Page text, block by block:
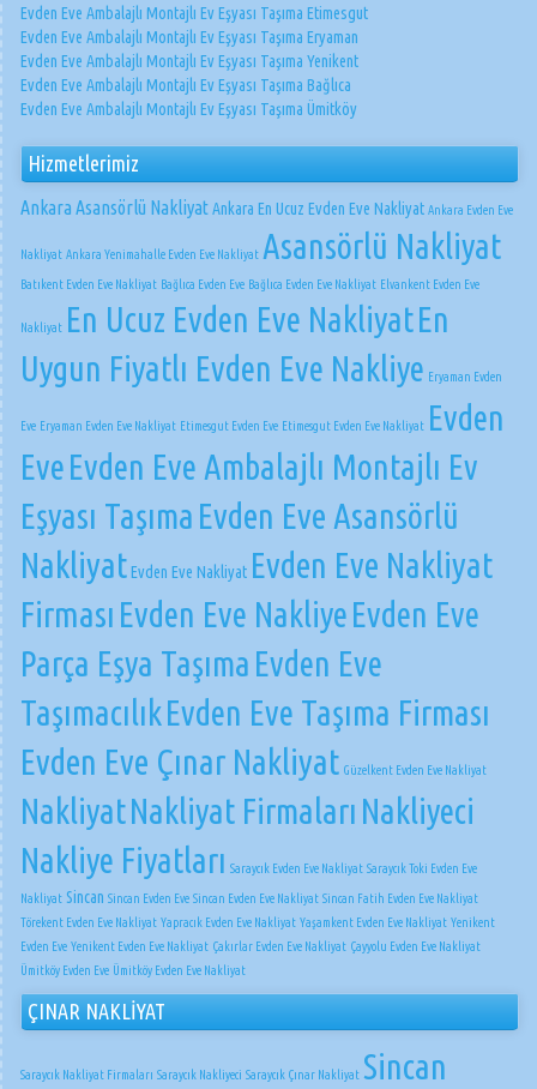
Evden Eve Ambalajlı Montajlı Ev Eşyası Taşıma Etimesgut
Evden Eve Ambalajlı Montajlı Ev Eşyası Taşıma Eryaman
Evden Eve Ambalajlı Montajlı Ev Eşyası Taşıma Yenikent
Evden Eve Ambalajlı Montajlı Ev Eşyası Taşıma Bağlıca
Evden Eve Ambalajlı Montajlı Ev Eşyası Taşıma Ümitköy
Hizmetlerimiz
Ankara Asansörlü NakliyatAnkara En Ucuz Evden Eve Nakliyat Ankara Evden Eve
Nakliyat Ankara Yenimahalle Evden Eve Nakliyat Asansörlü Nakliyat
Batıkent Evden Eve Nakliyat Bağlıca Evden Eve Bağlıca Evden Eve Nakliyat Elvankent Evden Eve
Nakliyat En Ucuz Evden Eve NakliyatEn
Uygun Fiyatlı Evden Eve Nakliye Eryaman Evden
Eve Eryaman Evden Eve Nakliyat Etimesgut Evden Eve Etimesgut Evden Eve Nakliyat Evden
EveEvden Eve Ambalajlı Montajlı Ev
Eşyası Taşıma Evden Eve Asansörlü
NakliyatEvden Eve Nakliyat Evden Eve Nakliyat
Firması Evden Eve NakliyeEvden Eve
Parça Eşya Taşıma Evden Eve
TaşımacılıkEvden Eve Taşıma Firması
Evden Eve Çınar Nakliyat Güzelkent Evden Eve Nakliyat
NakliyatNakliyat Firmaları Nakliyeci
Nakliye Fiyatları Saraycık Evden Eve Nakliyat Saraycık Toki Evden Eve
Nakliyat Sincan Sincan Evden Eve Sincan Evden Eve Nakliyat Sincan Fatih Evden Eve Nakliyat
Törekent Evden Eve Nakliyat Yapracık Evden Eve Nakliyat Yaşamkent Evden Eve Nakliyat Yenikent
Evden Eve Yenikent Evden Eve Nakliyat Çakırlar Evden Eve Nakliyat Çayyolu Evden Eve Nakliyat
Ümitköy Evden Eve Ümitköy Evden Eve Nakliyat
ÇINAR NAKLİYAT
Saraycık Nakliyat Firmaları Saraycık Nakliyeci Saraycık Çınar Nakliyat Sincan